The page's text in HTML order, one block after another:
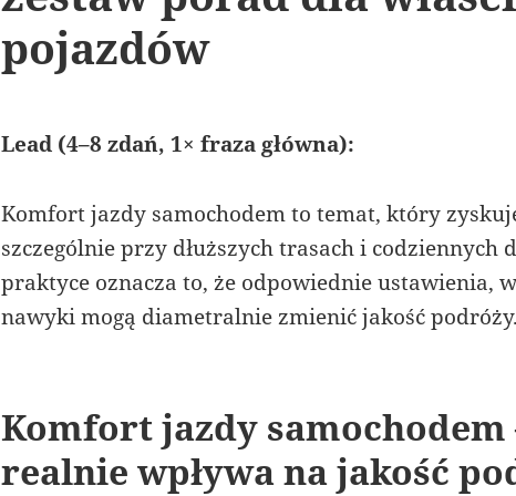
pojazdów
Lead (4–8 zdań, 1× fraza główna):
Komfort jazdy samochodem to temat, który
szczególnie przy dłuższych trasach i codziennych
praktyce oznacza to, że odpowiednie ustawienia,
nawyki mogą diametralnie zmienić jakość podróży.
Komfort jazdy samochodem
realnie wpływa na jakość